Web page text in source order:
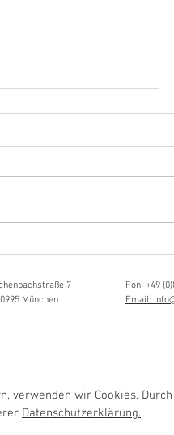
7
München
Fon: +49
Email:
verwenden wir Cookies.
Datenschutzerklärung.